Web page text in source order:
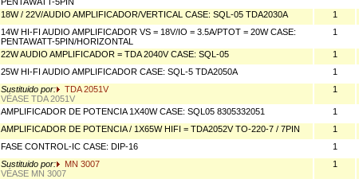
18W / 22V/AUDIO AMPLIFICADOR/VERTICAL CASE: SQL-05 TDA2030A 1
14W HI-FI AUDIO AMPLIFICADOR VS = 18V/IO = 3.5A/PTOT = 20W CASE:
PENTAWATT-5PIN/HORIZONTAL
1
22W AUDIO AMPLIFICADOR = TDA 2040V CASE: SQL-05 1
25W HI-FI AUDIO AMPLIFICADOR CASE: SQL-5 TDA2050A 1
Sustituido por:
TDA 2051V
VÉASE TDA 2051V
1
AMPLIFICADOR DE POTENCIA 1X40W CASE: SQL05 8305332051 1
AMPLIFICADOR DE POTENCIA / 1X65W HIFI = TDA2052V TO-220-7 / 7PIN 1
FASE CONTROL-IC CASE: DIP-16 1
Sustituido por:
MN 3007
VÉASE MN 3007
1